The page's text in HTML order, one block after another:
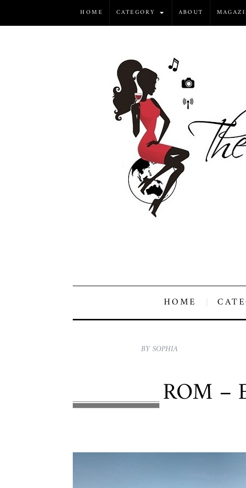
HOME CATEGORY ABOUT
HOME
BY SOPHIA
ROM –